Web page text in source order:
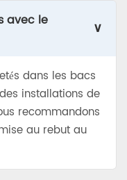
avec le
∨
dans les bacs
installations de
recommandons
au rebut au